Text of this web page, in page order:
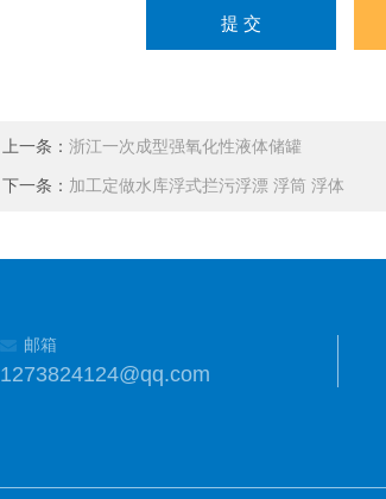
上一条： 浙江一次成型强氧化性液体储罐
下一条： 加工定做水库浮式拦污浮漂 浮筒 浮体
邮箱
1273824124@qq.com